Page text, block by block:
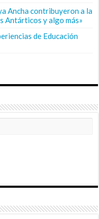
Ancha contribuyeron a la
Antárticos y algo más»
de Educación